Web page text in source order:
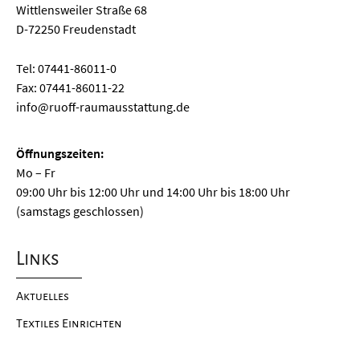
Wittlensweiler Straße 68
D-72250 Freudenstadt
Tel: 07441-86011-0
Fax: 07441-86011-22
info@ruoff-raumausstattung.de
Öffnungszeiten:
Mo – Fr
09:00 Uhr bis 12:00 Uhr und 14:00 Uhr bis 18:00 Uhr
(samstags geschlossen)
Links
Aktuelles
Textiles Einrichten